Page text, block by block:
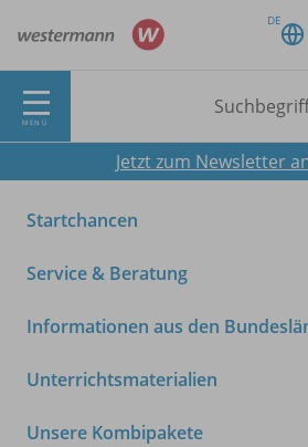
DE
MENÜ
Jetzt zum Newsletter
Startchancen
Service & Beratung
Informationen aus den
Unterrichtsmaterialien
Unsere Kombipakete